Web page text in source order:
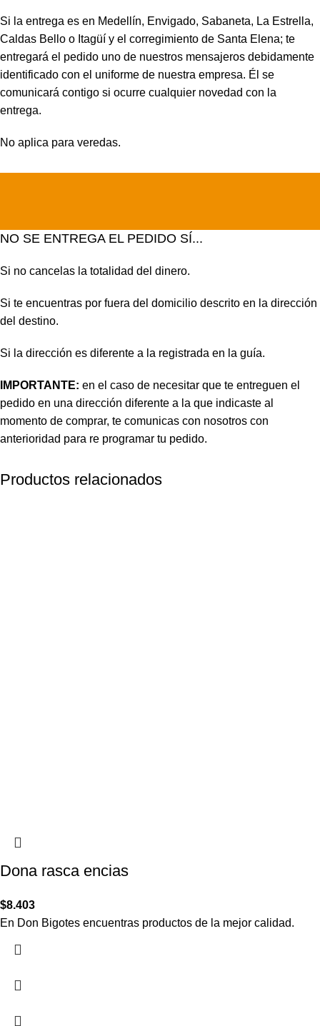
Si la entrega es en Medellín, Envigado, Sabaneta, La Estrella,
Caldas Bello o Itagüí y el corregimiento de Santa Elena; te
entregará el pedido uno de nuestros mensajeros debidamente
identificado con el uniforme de nuestra empresa. Él se
comunicará contigo si ocurre cualquier novedad con la
entrega.
No aplica para veredas.
NO SE ENTREGA EL PEDIDO SÍ...
Si no cancelas la totalidad del dinero.
Si te encuentras por fuera del domicilio descrito en la dirección
del destino.
Si la dirección es diferente a la registrada en la guía.
IMPORTANTE: en el caso de necesitar que te entreguen el
pedido en una dirección diferente a la que indicaste al
momento de comprar, te comunicas con nosotros con
anterioridad para re programar tu pedido.
Productos relacionados
Dona rasca encias
$8.403
En Don Bigotes encuentras productos de la mejor calidad.